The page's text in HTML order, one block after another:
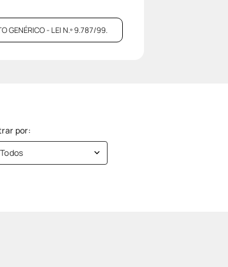
GENÉRICO - LEI N.º 9.787/99.
Todos